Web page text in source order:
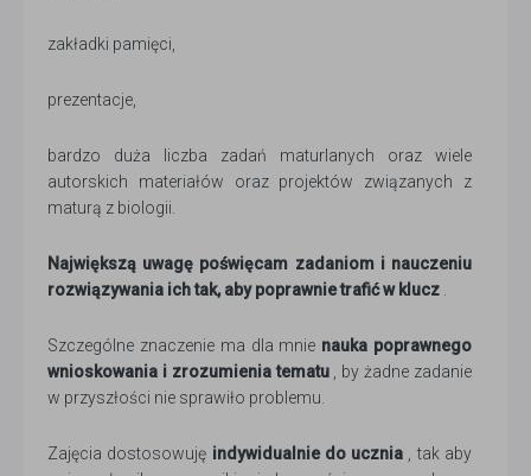
zakładki pamięci,
prezentacje,
bardzo duża liczba zadań maturlanych oraz wiele
autorskich materiałów oraz projektów związanych z
maturą z biologii.
Największą uwagę poświęcam zadaniom i nauczeniu
rozwiązywania ich tak, aby poprawnie trafić w klucz .
Szczególne znaczenie ma dla mnie nauka poprawnego
wnioskowania i zrozumienia tematu, by żadne zadanie
w przyszłości nie sprawiło problemu.
Zajęcia dostosowuję indywidualnie do ucznia , tak aby